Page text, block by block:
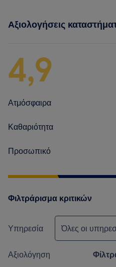
Αξιολογήσεις
4,9
Ατμόσφαιρα
Καθαριότητα
Προσωπικό
Φιλτράρισμα κριτικών
Υπηρεσία Όλες οι
Αξιολόγηση